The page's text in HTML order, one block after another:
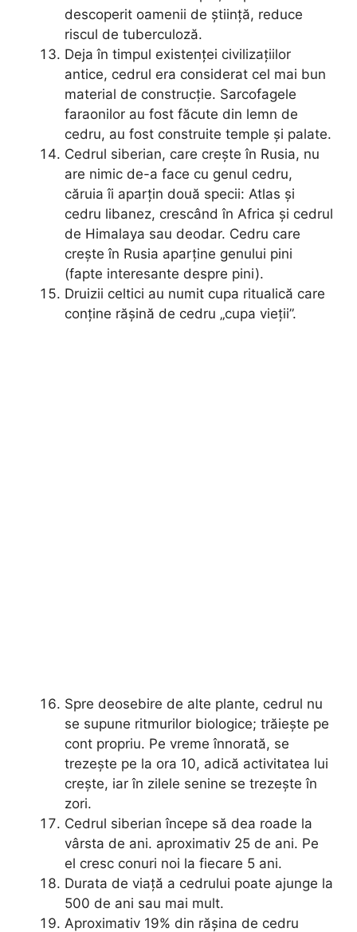
descoperit oamenii de știință, reduce
riscul de tuberculoză.
Deja în timpul existenței civilizațiilor
antice, cedrul era considerat cel mai bun
material de construcție. Sarcofagele
faraonilor au fost făcute din lemn de
cedru, au fost construite temple și palate.
Cedrul siberian, care crește în Rusia, nu
are nimic de-a face cu genul cedru,
căruia îi aparțin două specii: Atlas și
cedru libanez, crescând în Africa și cedrul
de Himalaya sau deodar. Cedru care
crește în Rusia aparține genului pini
(fapte interesante despre pini).
Druizii celtici au numit cupa ritualică care
conține rășină de cedru „cupa vieții”.
Spre deosebire de alte plante, cedrul nu
se supune ritmurilor biologice; trăiește pe
cont propriu. Pe vreme înnorată, se
trezește pe la ora 10, adică activitatea lui
crește, iar în zilele senine se trezește în
zori.
Cedrul siberian începe să dea roade la
vârsta de ani. aproximativ 25 de ani. Pe
el cresc conuri noi la fiecare 5 ani.
Durata de viață a cedrului poate ajunge la
500 de ani sau mai mult.
Aproximativ 19% din rășina de cedru